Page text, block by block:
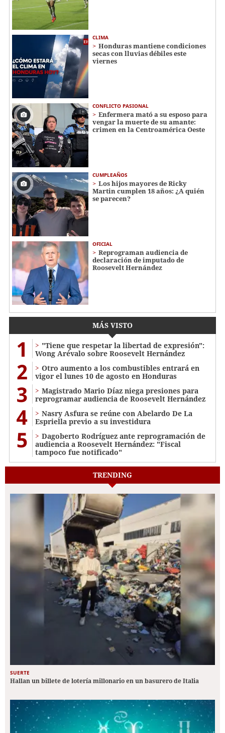
CLIMA
Honduras mantiene condiciones
secas con lluvias débiles este
viernes
CONFLICTO PASIONAL
Enfermera mató a su esposo para
vengar la muerte de su amante:
crimen en la Centroamérica Oeste
CUMPLEAÑOS
Los hijos mayores de Ricky
Martin cumplen 18 años: ¿A quién
se parecen?
OFICIAL
Reprograman audiencia de
declaración de imputado de
Roosevelt Hernández
MÁS VISTO
1
"Tiene que respetar la libertad de expresión":
Wong Arévalo sobre Roosevelt Hernández
2
Otro aumento a los combustibles entrará en
vigor el lunes 10 de agosto en Honduras
3
Magistrado Mario Díaz niega presiones para
reprogramar audiencia de Roosevelt Hernández
4
Nasry Asfura se reúne con Abelardo De La
Espriella previo a su investidura
5
Dagoberto Rodríguez ante reprogramación de
audiencia a Roosevelt Hernández: "Fiscal
tampoco fue notificado"
TRENDING
SUERTE
Hallan un billete de lotería millonario en un basurero de Italia